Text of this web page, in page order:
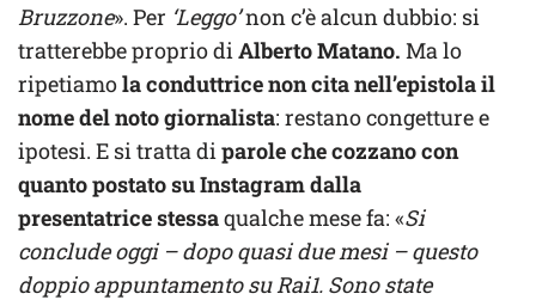
Bruzzone». Per ‘Leggo’non c’è alcun dubbio: si
tratterebbe proprio diAlberto Matano. Ma lo
ripetiamola conduttrice non cita nell’epistola il
nome del noto giornalista: restano congetture e
ipotesi. E si tratta diparole che cozzano con
quanto postato su Instagram dalla
presentatricestessaqualche mese fa: «Si
conclude oggi – dopo quasi due mesi – questo
doppio appuntamento su Rai1. Sono state